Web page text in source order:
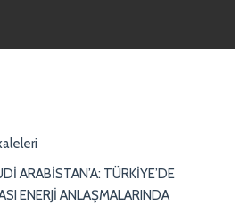
ARABİSTAN’A: TÜRKİYE’DE
ENERJİ ANLAŞMALARINDA